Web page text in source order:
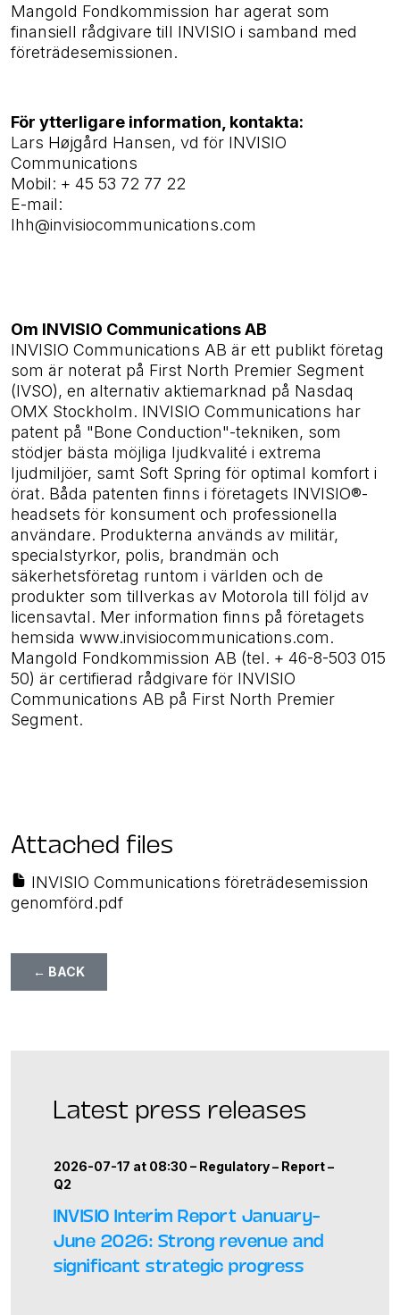
Mangold Fondkommission har agerat som
finansiell rådgivare till INVISIO i samband med
företrädesemissionen.
För ytterligare information, kontakta:
Lars Højgård Hansen, vd för INVISIO
Communications
Mobil: + 45 53 72 77 22
E-mail:
lhh@invisiocommunications.com
Om INVISIO Communications AB
INVISIO Communications AB är ett publikt företag
som är noterat på First North Premier Segment
(IVSO), en alternativ aktiemarknad på Nasdaq
OMX Stockholm. INVISIO Communications har
patent på "Bone Conduction"-tekniken, som
stödjer bästa möjliga ljudkvalité i extrema
ljudmiljöer, samt Soft Spring för optimal komfort i
örat. Båda patenten finns i företagets INVISIO®-
headsets för konsument och professionella
användare. Produkterna används av militär,
specialstyrkor, polis, brandmän och
säkerhetsföretag runtom i världen och de
produkter som tillverkas av Motorola till följd av
licensavtal. Mer information finns på företagets
hemsida www.invisiocommunications.com.
Mangold Fondkommission AB (tel. + 46-8-503 015
50) är certifierad rådgivare för INVISIO
Communications AB på First North Premier
Segment.
Attached files
INVISIO Communications företrädesemission
genomförd.pdf
← BACK
Latest press releases
2026-07-17 at 08:30 – Regulatory– Report–
Q2
INVISIO Interim Report January–
June 2026: Strong revenue and
significant strategic progress